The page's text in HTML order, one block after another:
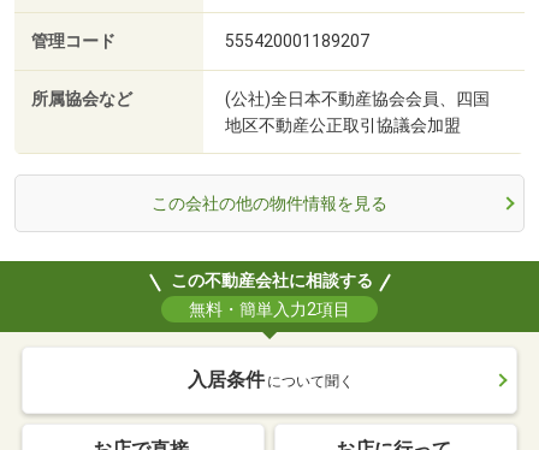
管理コード 555420001189207
所属協会など
(公社)全日本不動産協会会員、四国
地区不動産公正取引協議会加盟
この会社の他の物件情報を見る
この不動産会社に相談する
無料・簡単入力2項目
入居条件 について聞く